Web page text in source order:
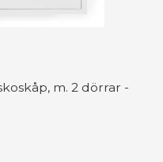
m. 2 dörrar -